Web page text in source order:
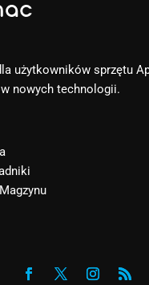
użytkowników sprzętu
nowych technologii.